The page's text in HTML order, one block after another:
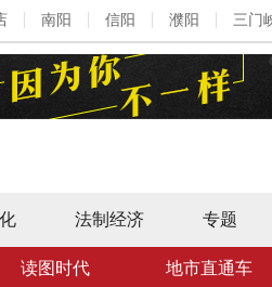
南阳 信阳 濮阳 三门
法制经济 专题
读图时代 地市直通车